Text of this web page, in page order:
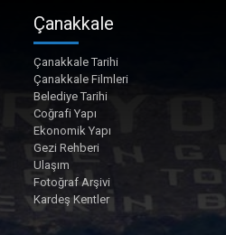
Çanakkale
Çanakkale Tarihi
Çanakkale Filmleri
Belediye Tarihi
Coğrafi Yapı
Ekonomik Yapı
Gezi Rehberi
Ulaşım
Fotoğraf Arşivi
Kardeş Kentler